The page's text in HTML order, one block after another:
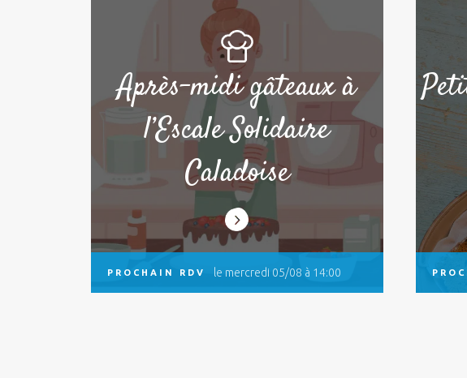
Après-midi gâteaux à
l’Escale Solidaire
Caladoise
PROCHAIN RDV le mercredi 05/08 à 14:00